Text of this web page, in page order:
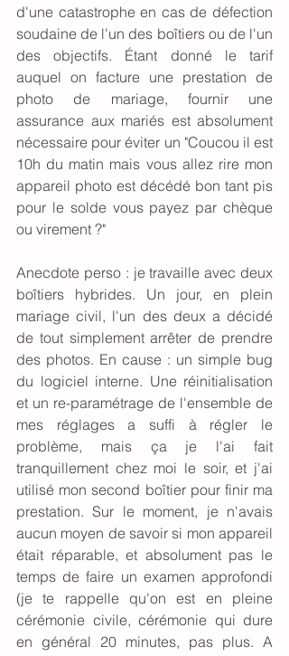
d'une catastrophe en cas de défection
soudaine de l'un des boîtiers ou de l'un
des objectifs. Étant donné le tarif
auquel on facture une prestation de
photo de mariage, fournir une
assurance aux mariés est absolument
nécessaire pour éviter un "Coucou il est
10h du matin mais vous allez rire mon
appareil photo est décédé bon tant pis
pour le solde vous payez par chèque
ou virement ?"
Anecdote perso : je travaille avec deux
boîtiers hybrides. Un jour, en plein
mariage civil, l'un des deux a décidé
de tout simplement arrêter de prendre
des photos. En cause : un simple bug
du logiciel interne. Une réinitialisation
et un re-paramétrage de l'ensemble de
mes réglages a suffi à régler le
problème, mais ça je l'ai fait
tranquillement chez moi le soir, et j'ai
utilisé mon second boîtier pour finir ma
prestation. Sur le moment, je n'avais
aucun moyen de savoir si mon appareil
était réparable, et absolument pas le
temps de faire un examen approfondi
(je te rappelle qu'on est en pleine
cérémonie civile, cérémonie qui dure
en général 20 minutes, pas plus. A